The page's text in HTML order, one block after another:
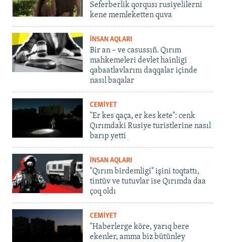
Seferberlik qorqusı rusiyelilerni
kene memleketten quva
İNSAN AQLARI
Bir an – ve casussıñ. Qırım
mahkemeleri devlet hainligi
qabaatlavlarını daqqalar içinde
nasıl baqalar
CEMİYET
"Er kes qaça, er kes kete": cenk
Qırımdaki Rusiye turistlerine nasıl
barıp yetti
İNSAN AQLARI
"Qırım birdemligi" işini toqtattı,
tintüv ve tutuvlar ise Qırımda daa
çoq oldı
CEMİYET
"Haberlerge köre, yarıq bere
ekenler, amma biz bütünley